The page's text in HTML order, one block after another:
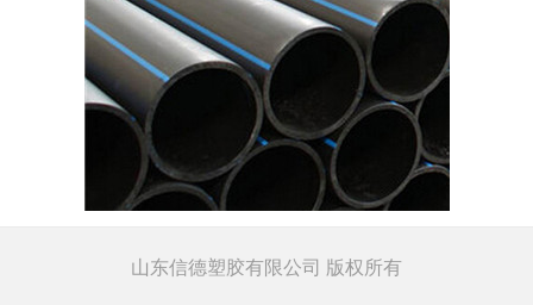
山东信德塑胶有限公司 版权所有